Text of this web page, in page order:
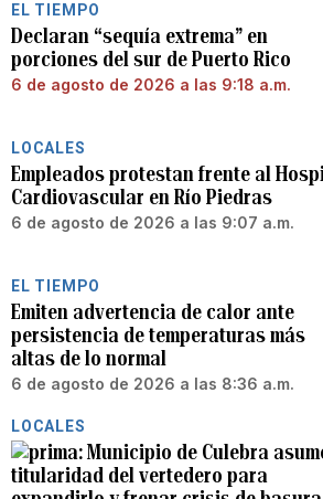
EL TIEMPO
Declaran “sequía extrema” en
porciones del sur de Puerto Rico
6 de agosto de 2026 a las 9:18 a.m.
LOCALES
Empleados protestan frente al
Cardiovascular en Río Piedras
6 de agosto de 2026 a las 9:07 a.m.
EL TIEMPO
Emiten advertencia de calor ante
persistencia de temperaturas más
altas de lo normal
6 de agosto de 2026 a las 8:36 a.m.
LOCALES
Municipio de Culebra
titularidad del vertedero para